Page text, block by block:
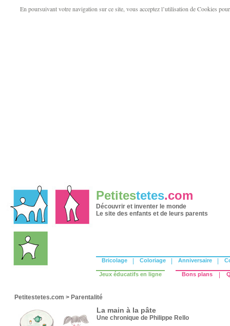
En poursuivant votre navigation sur ce site, vous acceptez l’utilisation de Cookies
Petitestetes.com
Découvrir et inventer le monde
Le site des enfants et de leurs parents
Bricolage Coloriage Anniversaire
Jeux éducatifs en ligne Bons plans
Petitestetes.com > Parentalité
La main à la pâte
Une chronique de Philippe Rello